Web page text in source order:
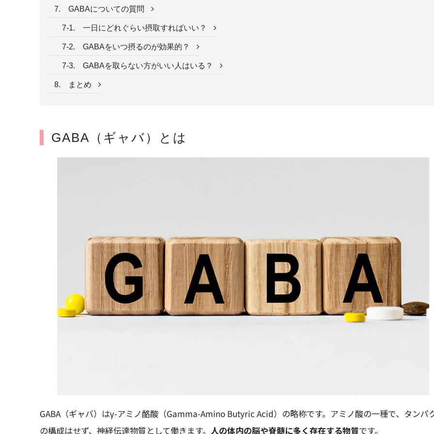
7. GABAについての質問
7-1. 一日にどれぐらい摂取すればいい？
7-2. GABAをいつ摂るのが効果的？
7-3. GABAを取らない方がいい人はいる？
8. まとめ
GABA（ギャバ）とは
GABA（ギャバ）はγ-アミノ酪酸（Gamma-Amino Butyric Acid）の略称です。アミノ酸の一種で、タンパ
の構成はせず、神経伝達物質として働きます。 人の体内の脳や脊髄に多く存在する物質です。